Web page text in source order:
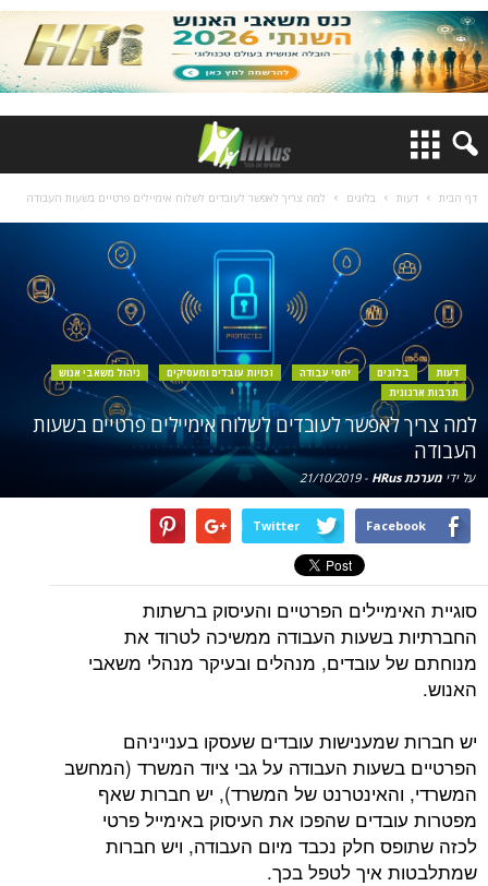
דף הבית דעות בלוגים למה צריך לאפשר לעובדים לשלוח אימיילים פרטיים בשעות העבודה
דעות בלוגים יחסי עבודה זכויות עובדים ומעסיקים
ניהול משאבי אנוש
תרבות ארגונית
למה צריך לאפשר לעובדים לשלוח אימיילים פרטיים בשעות
העבודה
על ידי מערכת HRus -
21/10/2019
Facebook
Twitter
סוגיית האימיילים הפרטיים והעיסוק ברשתות
החברתיות בשעות העבודה ממשיכה לטרוד את
מנוחתם של עובדים, מנהלים ובעיקר מנהלי משאבי
האנוש.
יש חברות שמענישות עובדים שעסקו בענייניהם
הפרטיים בשעות העבודה על גבי ציוד המשרד (המחשב
המשרדי, והאינטרנט של המשרד), יש חברות שאף
מפטרות עובדים שהפכו את העיסוק באימייל פרטי
לכזה שתופס חלק נכבד מיום העבודה, ויש חברות
שמתלבטות איך לטפל בכך.